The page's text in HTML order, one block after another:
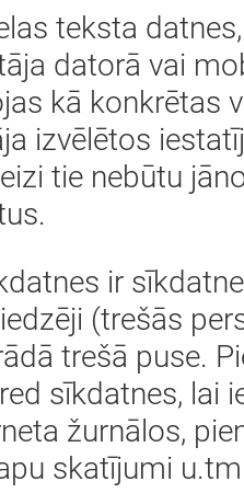
teksta
datorā vai
kā konkrētas
izvēlētos
tie nebūtu
ir
(trešās
trešā puse.
sīkdatnes, lai
žurnālos,
skatījumi